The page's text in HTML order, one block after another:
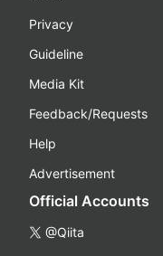
Privacy
Guideline
Media Kit
Feedback/Requests
Help
Advertisement
Official Accounts
@Qiita